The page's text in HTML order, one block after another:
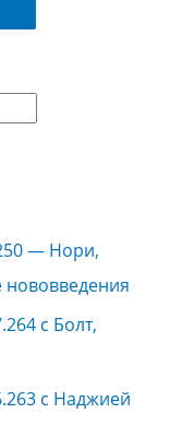
— Нори,
с Болт,
с Наджией